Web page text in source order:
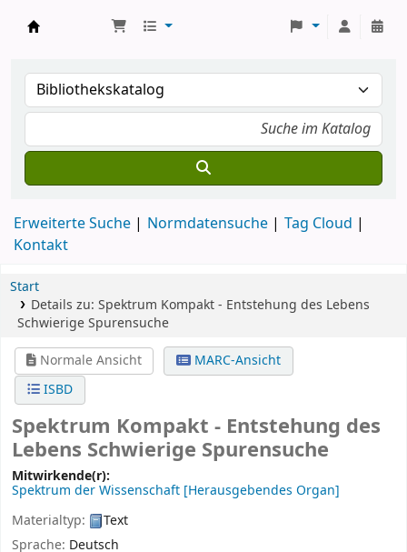
Erweiterte Suche Normdatensuche
Tag Cloud
Kontakt
Start
Details zu: Spektrum Kompakt - Entstehung des Lebens
Schwierige Spurensuche
Normale Ansicht
MARC-Ansicht
ISBD
Spektrum Kompakt - Entstehung des
Lebens Schwierige Spurensuche
Mitwirkende(r):
Spektrum der Wissenschaft [Herausgebendes Organ]
Materialtyp:
Text
Sprache: Deutsch